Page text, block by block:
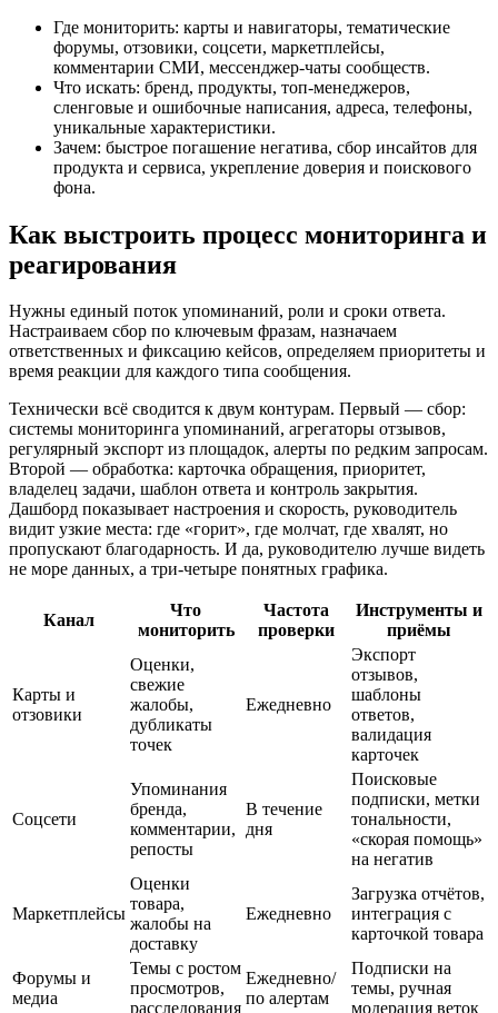
Где мониторить: карты и навигаторы, тематические
форумы, отзовики, соцсети, маркетплейсы,
комментарии СМИ, мессенджер‑чаты сообществ.
Что искать: бренд, продукты, топ‑менеджеров,
сленговые и ошибочные написания, адреса, телефоны,
уникальные характеристики.
Зачем: быстрое погашение негатива, сбор инсайтов для
продукта и сервиса, укрепление доверия и поискового
фона.
Как выстроить процесс мониторинга и
реагирования
Нужны единый поток упоминаний, роли и сроки ответа.
Настраиваем сбор по ключевым фразам, назначаем
ответственных и фиксацию кейсов, определяем приоритеты и
время реакции для каждого типа сообщения.
Технически всё сводится к двум контурам. Первый — сбор:
системы мониторинга упоминаний, агрегаторы отзывов,
регулярный экспорт из площадок, алерты по редким запросам.
Второй — обработка: карточка обращения, приоритет,
владелец задачи, шаблон ответа и контроль закрытия.
Дашборд показывает настроения и скорость, руководитель
видит узкие места: где «горит», где молчат, где хвалят, но
пропускают благодарность. И да, руководителю лучше видеть
не море данных, а три‑четыре понятных графика.
Канал
Что
мониторить
Частота
проверки
Инструменты и
приёмы
Карты и
отзовики
Оценки,
свежие
жалобы,
дубликаты
точек
Ежедневно
Экспорт
отзывов,
шаблоны
ответов,
валидация
карточек
Соцсети
Упоминания
бренда,
комментарии,
репосты
В течение
дня
Поисковые
подписки, метки
тональности,
«скорая помощь»
на негатив
Маркетплейсы
Оценки
товара,
жалобы на
доставку
Ежедневно
Загрузка отчётов,
интеграция с
карточкой товара
Форумы и
медиа
Темы с ростом
просмотров,
расследования
Ежедневно/
по алертам
Подписки на
темы, ручная
модерация веток